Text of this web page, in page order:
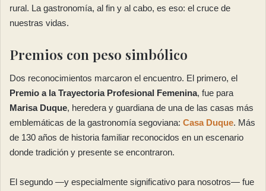
rural. La gastronomía, al fin y al cabo, es eso: el cruce de
nuestras vidas.
Premios con peso simbólico
Dos reconocimientos marcaron el encuentro. El primero, el
Premio a la Trayectoria Profesional Femenina, fue para
Marisa Duque, heredera y guardiana de una de las casas más
emblemáticas de la gastronomía segoviana: Casa Duque. Más
de 130 años de historia familiar reconocidos en un escenario
donde tradición y presente se encontraron.
El segundo —y especialmente significativo para nosotros— fue